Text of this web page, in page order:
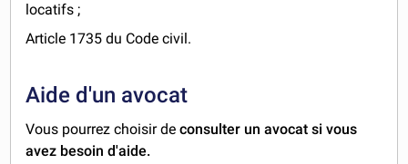
locatifs ;
Article 1735 du Code civil.
Aide d'un avocat
Vous pourrez choisir deconsulter un avocat si vous
avez besoin d'aide.